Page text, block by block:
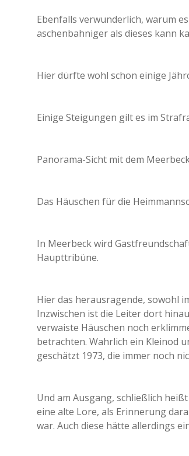
Ebenfalls verwunderlich, warum
aschenbahniger als dieses kann
Hier dürfte wohl schon einige
Einige Steigungen gilt es im
Panorama-Sicht mit dem
Das Häuschen für die
In Meerbeck wird
Haupttribüne.
Hier das herausragende, sowohl
Inzwischen ist die Leiter dort
verwaiste Häuschen noch
betrachten. Wahrlich ein Kleinod
geschätzt 1973, die immer noch
Und am Ausgang, schließlich
eine alte Lore, als Erinnerung
war. Auch diese hätte allerdings